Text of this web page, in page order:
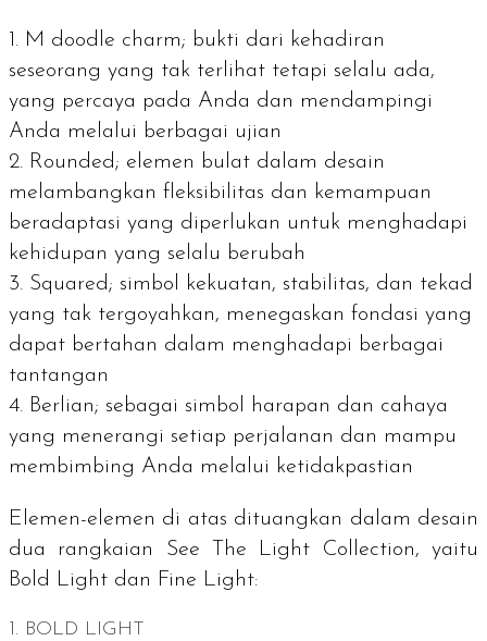
M doodle charm; bukti dari kehadiran
seseorang yang tak terlihat tetapi selalu ada,
yang percaya pada Anda dan mendampingi
Anda melalui berbagai ujian
Rounded ; elemen bulat dalam desain
melambangkan fleksibilitas dan kemampuan
beradaptasi yang diperlukan untuk menghadapi
kehidupan yang selalu berubah
Squared ; simbol kekuatan, stabilitas, dan tekad
yang tak tergoyahkan, menegaskan fondasi yang
dapat bertahan dalam menghadapi berbagai
tantangan
Berlian; sebagai simbol harapan dan cahaya
yang menerangi setiap perjalanan dan mampu
membimbing Anda melalui ketidakpastian
Elemen-elemen di atas dituangkan dalam desain
dua rangkaian See The Light Collection, yaitu
Bold Light dan Fine Light:
1. BOLD LIGHT